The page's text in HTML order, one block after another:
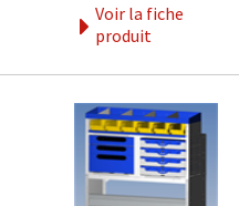
Voir la fiche
produit